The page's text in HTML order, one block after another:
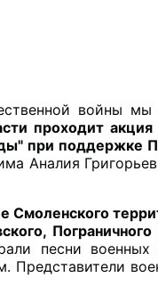
проходит
при поддержке
Аналия
песни
Представители